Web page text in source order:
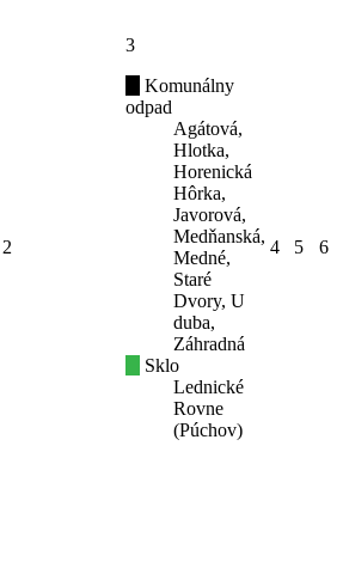
2
3
Komunálny
odpad
Agátová,
Hlotka,
Horenická
Hôrka,
Javorová,
Medňanská,
Medné,
Staré
Dvory, U
duba,
Záhradná
Sklo
Lednické
Rovne
(Púchov)
4 5 6